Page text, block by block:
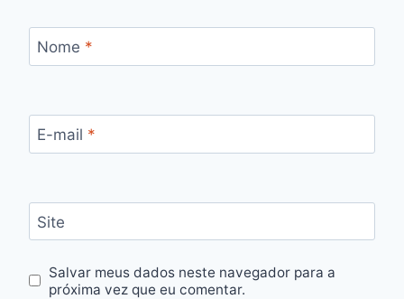
Nome *
E-mail *
Site
Salvar meus dados neste navegador para a
próxima vez que eu comentar.